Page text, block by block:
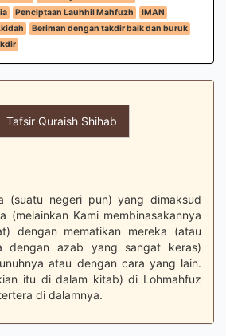
Penciptaan Lauhhil Mahfuzh
IMAN
Beriman dengan takdir baik dan buruk
Tafsir Quraish Shihab
(suatu negeri pun) yang dimaksud
(melainkan Kami membinasakannya
dengan mematikan mereka (atau
dengan azab yang sangat keras)
atau dengan cara yang lain.
itu di dalam kitab) di Lohmahfuz
di dalamnya.